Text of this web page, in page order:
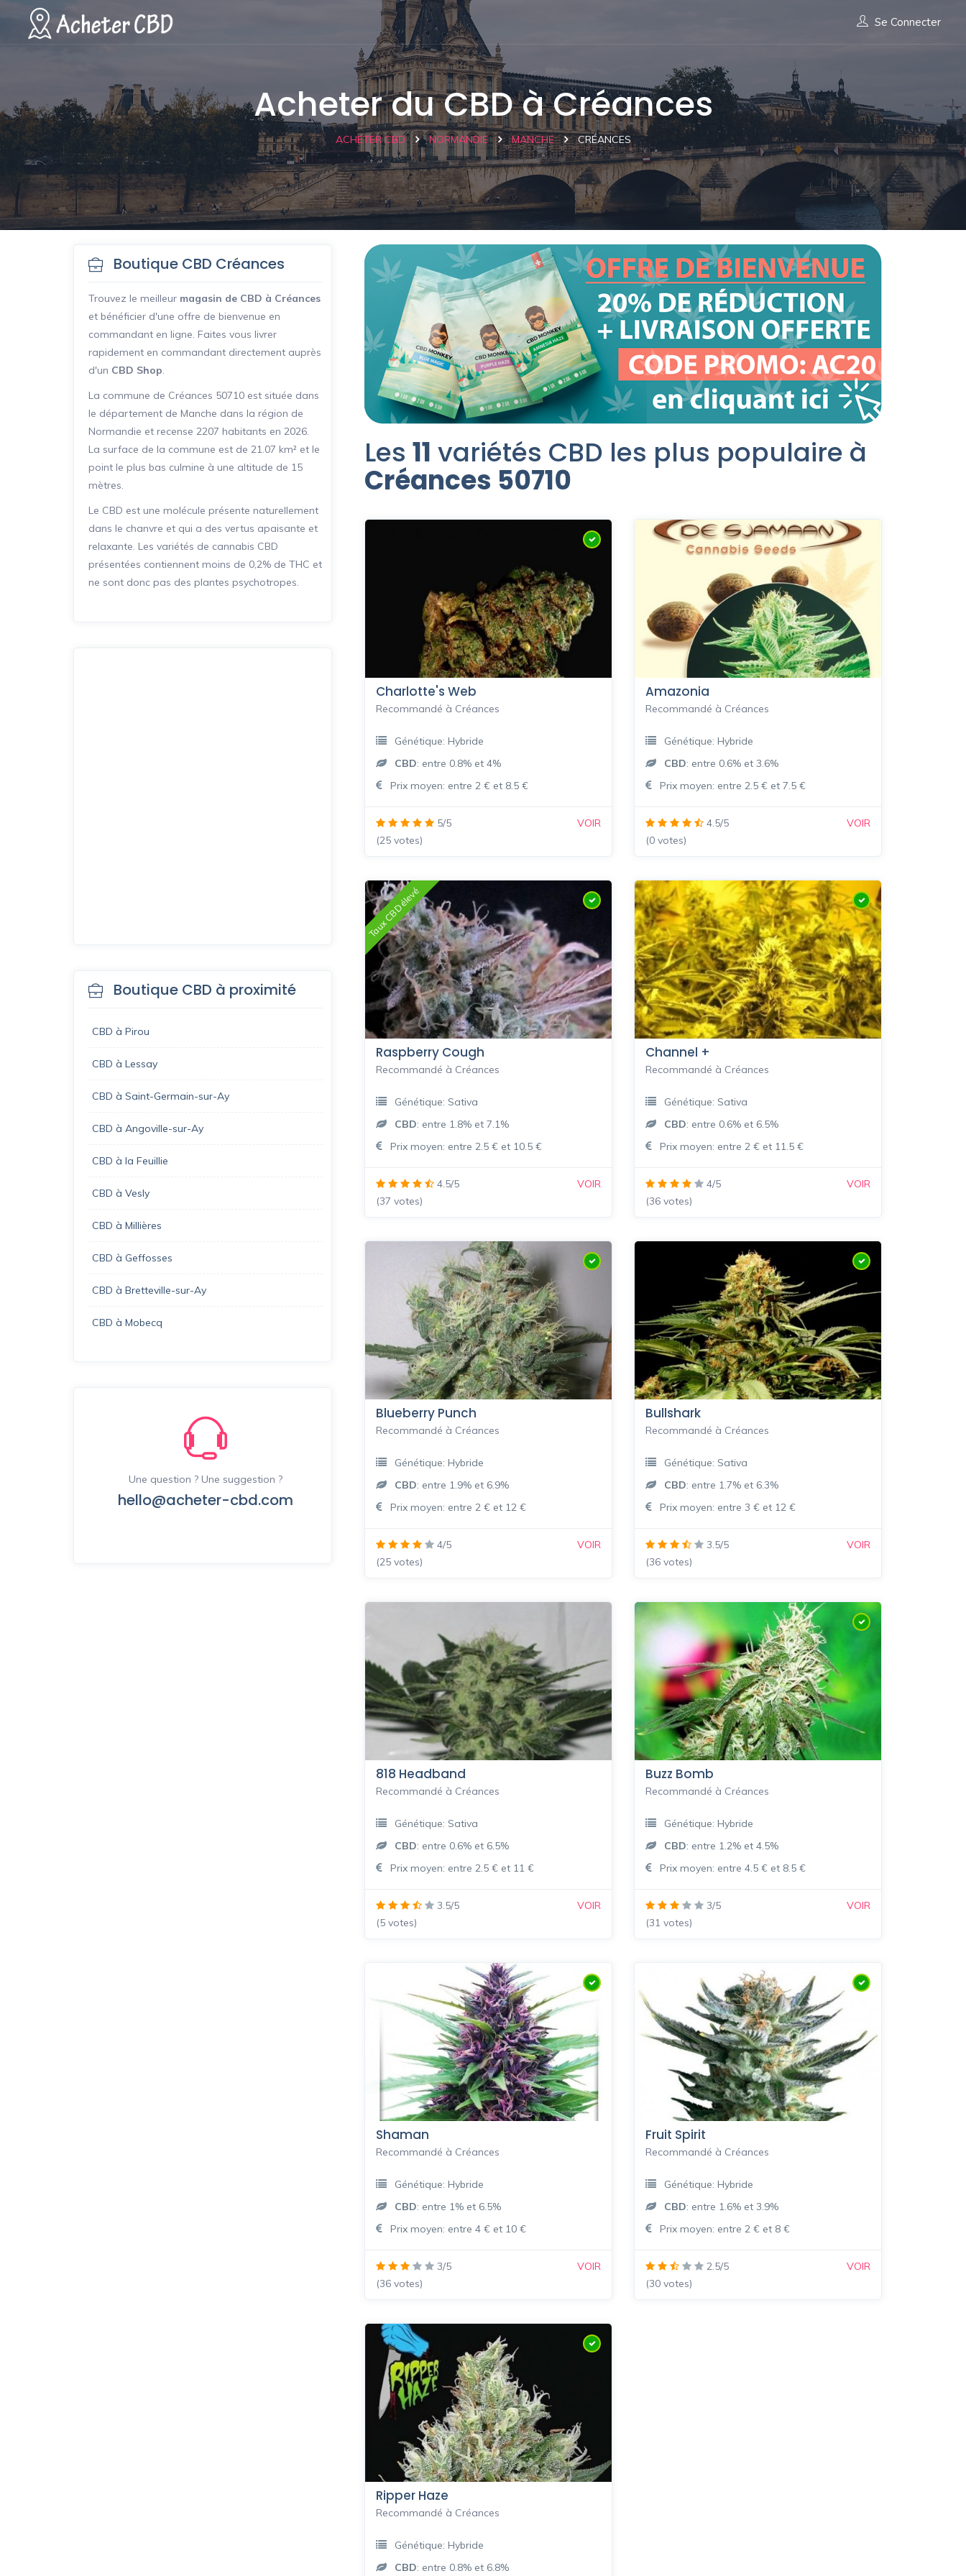
Se Connecter
Acheter du CBD à Créances
ACHETER CBD NORMANDIE MANCHE CRÉANCES
Boutique CBD Créances
Trouvez le meilleur magasin de CBD à Créances
et bénéficier d'une offre de bienvenue en
commandant en ligne. Faites vous livrer
rapidement en commandant directement auprès
d'un CBD Shop.
La commune de Créances 50710 est située dans
le département de Manche dans la région de
Normandie et recense 2207 habitants en 2026.
La surface de la commune est de 21.07 km² et le
point le plus bas culmine à une altitude de 15
mètres.
Le CBD est une molécule présente naturellement
dans le chanvre et qui a des vertus apaisante et
relaxante. Les variétés de cannabis CBD
présentées contiennent moins de 0,2% de THC et
ne sont donc pas des plantes psychotropes.
Boutique CBD à proximité
CBD à Pirou
CBD à Lessay
CBD à Saint-Germain-sur-Ay
CBD à Angoville-sur-Ay
CBD à la Feuillie
CBD à Vesly
CBD à Millières
CBD à Geffosses
CBD à Bretteville-sur-Ay
CBD à Mobecq
Une question ? Une suggestion ?
hello@acheter-cbd.com
Les 11 variétés CBD les plus populaire à
Créances 50710
Charlotte's Web
Recommandé à Créances
Génétique: Hybride
CBD: entre 0.8% et 4%
Prix moyen: entre 2 € et 8.5 €
5/5
(25 votes)
VOIR
Amazonia
Recommandé à Créances
Génétique: Hybride
CBD: entre 0.6% et 3.6%
Prix moyen: entre 2.5 € et 7.5 €
4.5/5
(0 votes)
VOIR
Taux CBD élevé
Raspberry Cough
Recommandé à Créances
Génétique: Sativa
CBD: entre 1.8% et 7.1%
Prix moyen: entre 2.5 € et 10.5 €
4.5/5
(37 votes)
VOIR
Channel +
Recommandé à Créances
Génétique: Sativa
CBD: entre 0.6% et 6.5%
Prix moyen: entre 2 € et 11.5 €
4/5
(36 votes)
VOIR
Blueberry Punch
Recommandé à Créances
Génétique: Hybride
CBD: entre 1.9% et 6.9%
Prix moyen: entre 2 € et 12 €
4/5
(25 votes)
VOIR
Bullshark
Recommandé à Créances
Génétique: Sativa
CBD: entre 1.7% et 6.3%
Prix moyen: entre 3 € et 12 €
3.5/5
(36 votes)
VOIR
818 Headband
Recommandé à Créances
Génétique: Sativa
CBD: entre 0.6% et 6.5%
Prix moyen: entre 2.5 € et 11 €
3.5/5
(5 votes)
VOIR
Buzz Bomb
Recommandé à Créances
Génétique: Hybride
CBD: entre 1.2% et 4.5%
Prix moyen: entre 4.5 € et 8.5 €
3/5
(31 votes)
VOIR
Shaman
Recommandé à Créances
Génétique: Hybride
CBD: entre 1% et 6.5%
Prix moyen: entre 4 € et 10 €
3/5
(36 votes)
VOIR
Fruit Spirit
Recommandé à Créances
Génétique: Hybride
CBD: entre 1.6% et 3.9%
Prix moyen: entre 2 € et 8 €
2.5/5
(30 votes)
VOIR
Ripper Haze
Recommandé à Créances
Génétique: Hybride
CBD: entre 0.8% et 6.8%